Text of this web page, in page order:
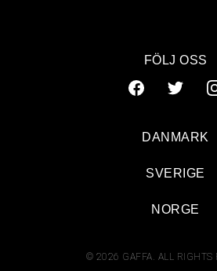
FÖLJ OSS
© 2026 GAFFA. ALL RIGHTS
DANMARK
SVERIGE
NORGE